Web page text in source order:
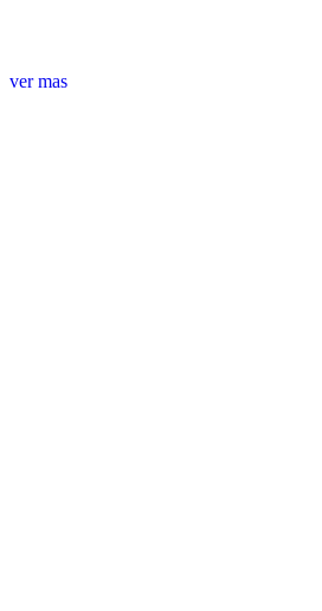
ver mas